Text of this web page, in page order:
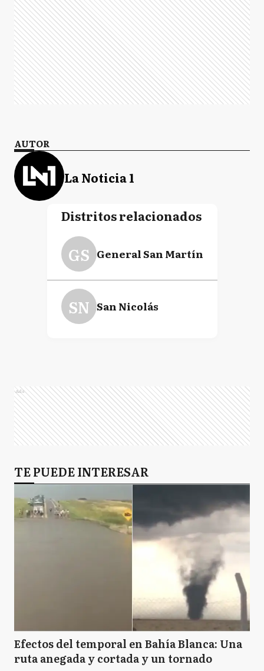
AUTOR
La Noticia 1
Distritos relacionados
GS General San Martín
SN San Nicolás
Ads
TE PUEDE INTERESAR
Efectos del temporal en Bahía Blanca: Una
ruta anegada y cortada y un tornado